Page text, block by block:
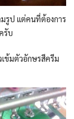
รูป แต่คนที่ต้องการ
รับ
เข้มตัวอักษรสีครีม